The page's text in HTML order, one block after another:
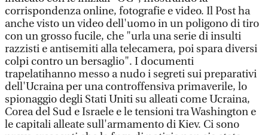
corrispondenza online, fotografie e video. Il Post ha
anche visto un video dell'uomo in un poligono di tiro
con un grosso fucile, che "urla una serie di insulti
razzisti e antisemiti alla telecamera, poi spara diversi
colpi contro un bersaglio". I documenti
trapelatihanno messo a nudo i segreti sui preparativi
dell'Ucraina per una controffensiva primaverile, lo
spionaggio degli Stati Uniti su alleati come Ucraina,
Corea del Sud e Israele e le tensioni tra Washington e
le capitali alleate sull'armamento di Kiev. Ci sono